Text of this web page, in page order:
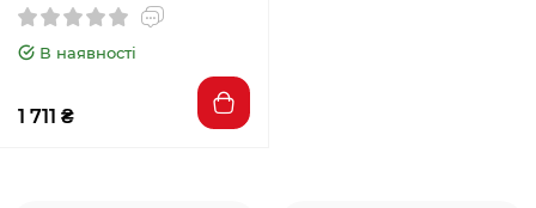
В наявності
1 711 ₴